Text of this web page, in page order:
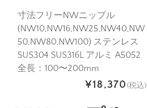
寸法フリーNWニップル
(NW10,NW16,NW25,NW40,NW
50,NW80,NW100) ステンレス
SUS304 SUS316L アルミ A5052
全長：100〜200mm
¥18,370(税込)